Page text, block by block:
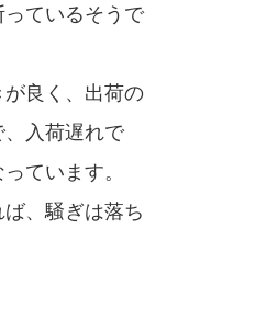
ているそうで
良く、出荷の
入荷遅れで
ています。
、騒ぎは落ち